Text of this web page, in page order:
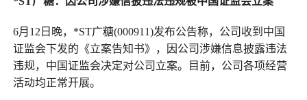
6月12日晚，*ST广糖(000911)发布公告称，公司收到中国
证监会下发的《立案告知书》，因公司涉嫌信息披露违法
违规，中国证监会决定对公司立案。目前，公司各项经营
活动均正常开展。